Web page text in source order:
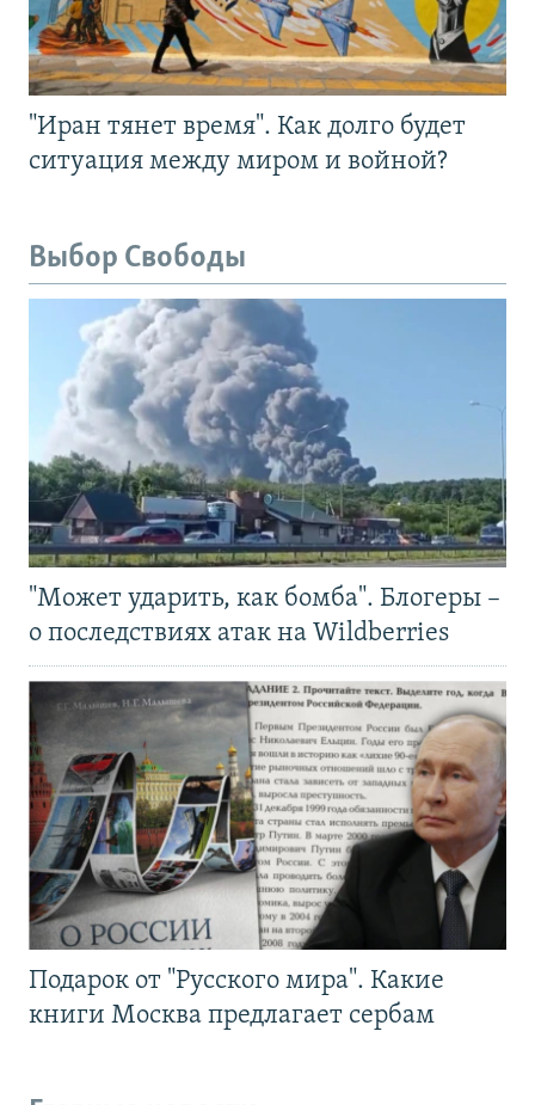
"Иран тянет время". Как долго будет
ситуация между миром и войной?
Выбор Свободы
"Может ударить, как бомба". Блогеры –
о последствиях атак на Wildberries
Подарок от "Русского мира". Какие
книги Москва предлагает сербам